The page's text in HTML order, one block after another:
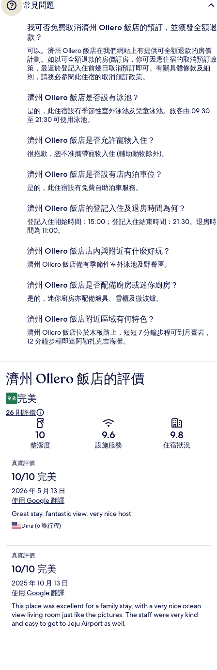
常見問題
我可否免費取消濟州 Ollero 飯店的預訂，並獲發全額退
款？
可以。濟州 Ollero 飯店在我們網站上有提供可全額退款的房價
計劃。如以可全額退款的房價訂房，你可因應住宿的取消預訂政
策，最遲於登記入住前幾日取消預訂即可。有關具體條款及細
則，請務必參閱此住宿的取消預訂政策。
濟州 Ollero 飯店是否設有泳池？
是的，此住宿設有季節性室外泳池及兒童泳池。旅客由 09:30
至 21:30 可使用泳池。
濟州 Ollero 飯店是否允許寵物入住？
很抱歉，恕不准攜帶寵物入住 (輔助動物除外)。
濟州 Ollero 飯店是否設有店內泊車位？
是的，此住宿設有免費自助泊車服務。
濟州 Ollero 飯店的登記入住及退房時間為何？
登記入住開始時間：15:00；登記入住結束時間：21:30。退房時
間為 11:00。
濟州 Ollero 飯店店內與附近有什麼好玩？
濟州 Ollero 飯店備有季節性室外泳池及野餐區。
濟州 Ollero 飯店是否配備廚房或迷你廚房？
是的，迷你廚房亦配備爐具、雪櫃及微波爐。
濟州 Ollero 飯店附近區域有何特色？
濟州 Ollero 飯店位於木板路上，短短 7 分鐘步程可到月臺岩，
12 分鐘步程即達阿勒扎克吉海灘。
評
價
濟州 Ollero 飯店的評價
9.8 完美
26 則評價
10
整潔度
9.6
設施服務
9.8
住宿狀況
評
價
真實評價
10/10 完美
2026 年 5 月 13 日
使用 Google 翻譯
Great stay, fantastic view, very nice host
Dina (6 晚行程)
真實評價
10/10 完美
2025 年 10 月 13 日
使用 Google 翻譯
This place was excellent for a family stay, with a very nice ocean
view living room just like the pictures. The staff were very kind
and easy to get to Jeju Airport as well.